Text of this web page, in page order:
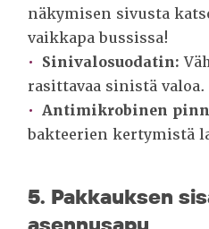
näkymisen sivusta
vaikkapa bussissa!
Sinivalosuodatin:
rasittavaa sinistä valoa.
Antimikrobinen
bakteerien kertymistä
5. Pakkauksen